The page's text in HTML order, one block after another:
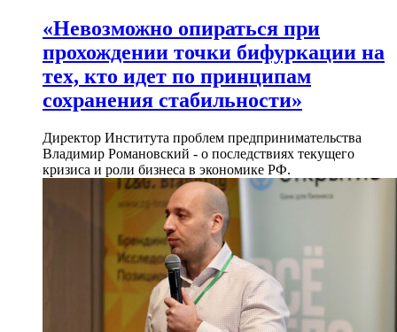
«Невозможно опираться при
прохождении точки бифуркации на
тех, кто идет по принципам
сохранения стабильности»
Директор Института проблем предпринимательства
Владимир Романовский - о последствиях текущего
кризиса и роли бизнеса в экономике РФ.